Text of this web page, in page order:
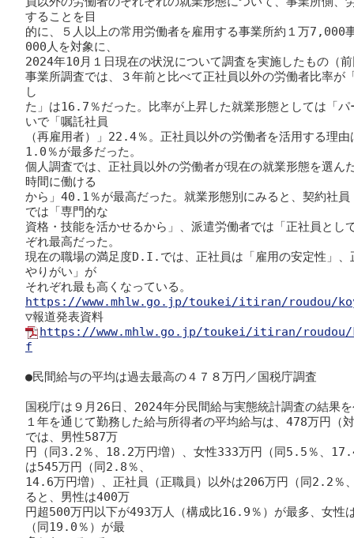
することを目
的に、５人以上の常用労働者を雇用する事業所約１万7,000
000人を対象に、
2024年10月１日現在の状況について調査を実施したもの（
事業所調査では、３年前と比べて正社員以外の労働者比率
し
た」は16.7％だった。比率が上昇した就業形態としては「
いで「嘱託社員
（再雇用者）」22.4％。正社員以外の労働者を活用する理
1.0％が最多だった。
個人調査では、正社員以外の労働者が現在の就業形態を選ん
時間に働ける
から」40.1％が最高だった。就業形態別にみると、契約社
では「専門的な
資格・技能を活かせるから」、派遣労働者では「正社員とし
ぞれ最高だった。
現在の職場の満足度D.I.では、正社員は「雇用の安定性」、
やりがい」が
https://www.mhlw.go.jp/toukei/itiran/roudou/
https://www.mhlw.go.jp/toukei/itiran/
f
●民間給与の平均は過去最高の４７８万円／国税庁調査
国税庁は９月26日、2024年分民間給与実態統計調査の結果
１年を通じて勤務した給与所得者の平均給与は、478万円
では、男性587万
円（同3.2％、18.2万円増）、女性333万円（同5.5％、
は545万円（同2.8％、
14.6万円増）、正社員（正職員）以外は206万円（同2.2％
ると、男性は400万
円超500万円以下が493万人（構成比16.9％）が最多、女性
（同19.0％）が最